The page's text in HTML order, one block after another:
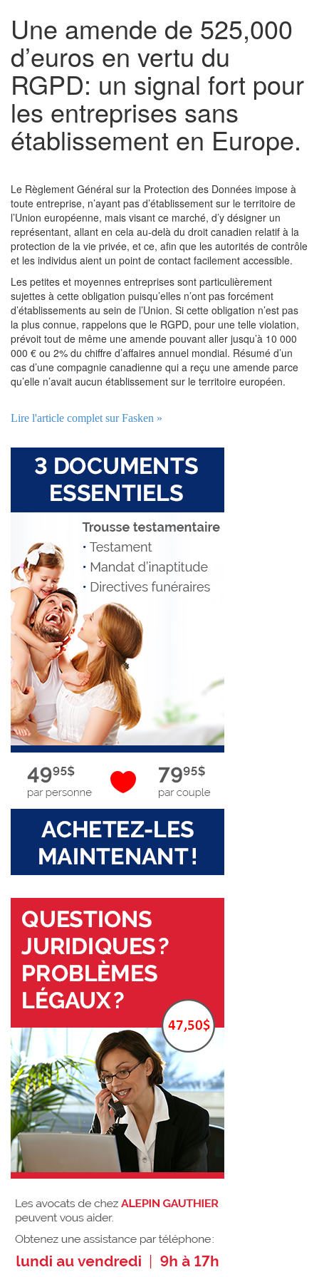
Une amende de 525,000
d’euros en vertu du
RGPD: un signal fort pour
les entreprises sans
établissement en Europe.
Le Règlement Général sur la Protection des Données impose à
toute entreprise, n’ayant pas d’établissement sur le territoire de
l’Union européenne, mais visant ce marché, d’y désigner un
représentant, allant en cela au-delà du droit canadien relatif à la
protection de la vie privée, et ce, afin que les autorités de contrôle
et les individus aient un point de contact facilement accessible.
Les petites et moyennes entreprises sont particulièrement
sujettes à cette obligation puisqu’elles n’ont pas forcément
d’établissements au sein de l’Union. Si cette obligation n’est pas
la plus connue, rappelons que le RGPD, pour une telle violation,
prévoit tout de même une amende pouvant aller jusqu’à 10 000
000 € ou 2% du chiffre d’affaires annuel mondial. Résumé d’un
cas d’une compagnie canadienne qui a reçu une amende parce
qu’elle n’avait aucun établissement sur le territoire européen.
Lire l'article complet sur Fasken »